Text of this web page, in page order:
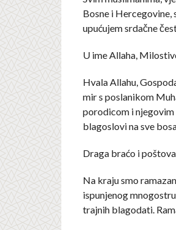
Bosne i
upućujem srdačne
U ime Allaha,
Hvala Allahu,
mir s poslanikom
porodicom i
blagoslovi na sve
Draga braćo i
Na kraju smo
ispunjenog
trajnih blagodati.